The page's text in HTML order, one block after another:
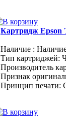
Картридж Epson
Наличие :
Тип картриджей:
Производитель
Признак
Принцип печати: